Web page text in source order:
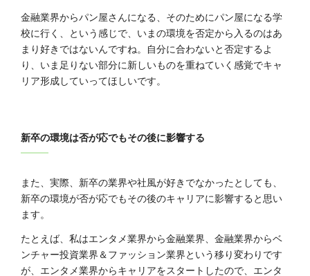
金融業界からパン屋さんになる、そのためにパン屋になる学
校に行く、という感じで、いまの環境を否定から入るのはあ
まり好きではないんですね。自分に合わないと否定するよ
り、いま足りない部分に新しいものを重ねていく感覚でキャ
リア形成していってほしいです。
新卒の環境は否が応でもその後に影響する
また、実際、新卒の業界や社風が好きでなかったとしても、
新卒の環境が否が応でもその後のキャリアに影響すると思い
ます。
たとえば、私はエンタメ業界から金融業界、金融業界からベ
ンチャー投資業界＆ファッション業界という移り変わりです
が、エンタメ業界からキャリアをスタートしたので、エンタ